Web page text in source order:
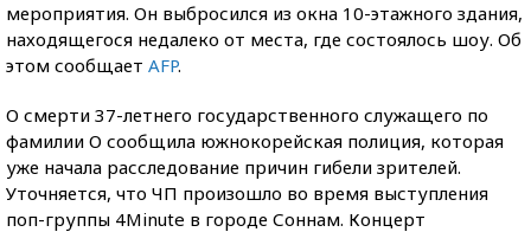
мероприятия. Он выбросился из окна 10-этажного здания,
находящегося недалеко от места, где состоялось шоу. Об
этом сообщает AFP.
О смерти 37-летнего государственного служащего по
фамилии О сообщила южнокорейская полиция, которая
уже начала расследование причин гибели зрителей.
Уточняется, что ЧП произошло во время выступления
поп-группы 4Minute в городе Соннам. Концерт